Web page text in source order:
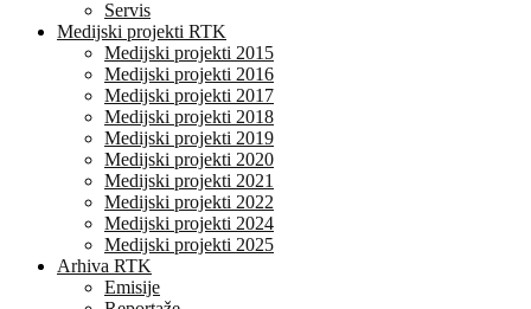
Servis
Medijski projekti RTK
Medijski projekti 2015
Medijski projekti 2016
Medijski projekti 2017
Medijski projekti 2018
Medijski projekti 2019
Medijski projekti 2020
Medijski projekti 2021
Medijski projekti 2022
Medijski projekti 2024
Medijski projekti 2025
Arhiva RTK
Emisije